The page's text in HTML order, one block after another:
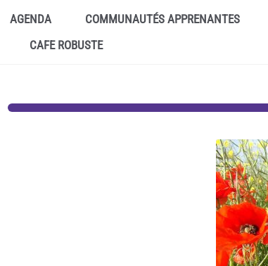
AGENDA
COMMUNAUTÉS APPRENANTES
CAFE ROBUSTE